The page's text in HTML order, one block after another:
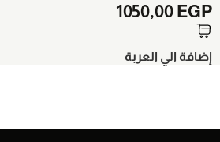
1050,00 EGP
إضافة الي العربة